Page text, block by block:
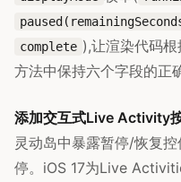
complete ),让渲染代码
方法中保持六个字段的正
添加交互式Live Activity
灵动岛中暴露暂停/恢复
停。iOS 17为Live